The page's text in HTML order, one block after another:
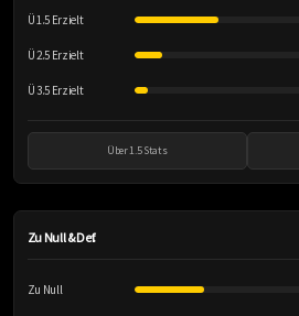
Ü 1.5 Erzielt
Ü 2.5 Erzielt
Ü 3.5 Erzielt
Über 1.5 Stats
Zu Null & Def.
Zu Null